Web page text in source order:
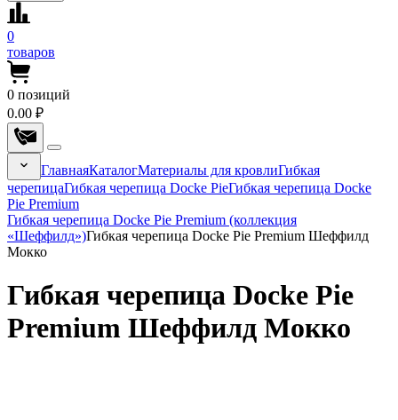
0
товаров
0 позиций
0.00 ₽
ГлавнаяКаталогМатериалы для кровлиГибкая
черепицаГибкая черепица Docke PieГибкая черепица Docke
Pie Premium
Гибкая черепица Docke Pie Premium (коллекция
«Шеффилд»)Гибкая черепица Docke Pie Premium Шеффилд
Мокко
Гибкая черепица Docke Pie
Premium Шеффилд Мокко